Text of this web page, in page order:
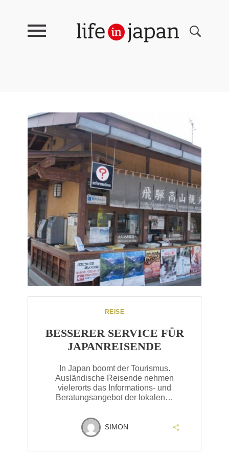
REISE
BESSERER SERVICE FÜR
JAPANREISENDE
In Japan boomt der Tourismus.
Ausländische Reisende nehmen
vielerorts das Informations- und
Beratungsangebot der lokalen…
SIMON